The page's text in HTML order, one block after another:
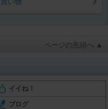
ページの先頭へ ▲
イイね！
ブログ